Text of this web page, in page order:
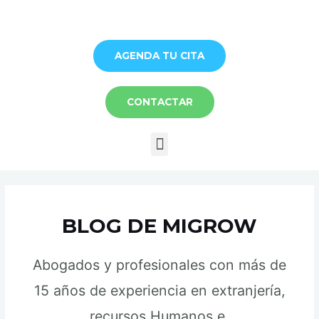
AGENDA TU CITA
CONTACTAR
Menú
BLOG DE MIGROW
Abogados y profesionales con más de
15 años de experiencia en extranjería,